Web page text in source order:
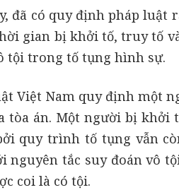
đã có quy định pháp luật
gian bị khởi tố, truy tố
tội trong tố tụng hình sự.
Việt Nam quy định một
tòa án. Một người bị khởi
quy trình tố tụng vẫn
nguyên tắc suy đoán vô
coi là có tội.